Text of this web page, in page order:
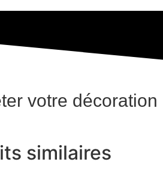
votre décoration
similaires